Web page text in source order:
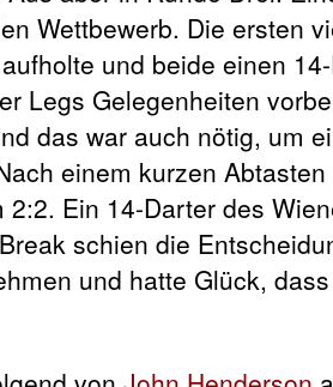
Wettbewerb. Die ersten
und beide einen
Legs Gelegenheiten
das war auch nötig, um
einem kurzen
Ein 14-Darter des
schien die
und hatte Glück,